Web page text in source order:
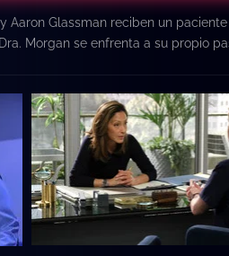
Aaron Glassman reciben un
Morgan se enfrenta a su propio